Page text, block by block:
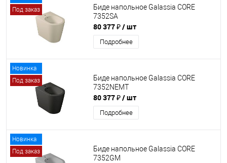
Под заказ
Биде напольное Galassia CORE
7352SA
80 377 ₽/ шт
Подробнее
Новинка
Под заказ
Биде напольное Galassia CORE
7352NEMT
80 377 ₽/ шт
Подробнее
Новинка
Под заказ
Биде напольное Galassia CORE
7352GM